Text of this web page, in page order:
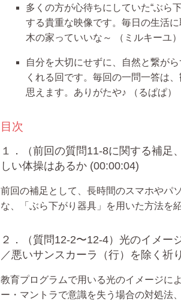
多くの方が心待ちにしていた“ぶら
する貴重な映像です。毎日の生活
木の家っていいな～
（ミルキーユ）
自分を大切にせずに、自然と繋が
くれる回です。毎回の一問一答は
思えます。ありがたや♪
（るぱぱ）
目次
１．（前回の質問11-8に関する補足
しい体操はあるか (00:00:04)
前回の補足として、長時間のスマホやパ
な、「ぶら下がり器具」を用いた方法を紹
２．（質問12-2〜12-4）光のイメー
／悪いサンスカーラ（行）を除く祈
教育プログラムで用いる光のイメージに
ー・マントラで意識を失う場合の対処法